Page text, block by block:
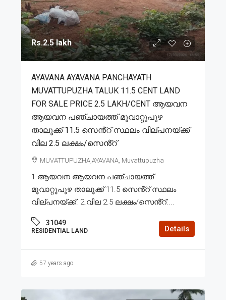
Rs.2.5 lakh
AYAVANA AYAVANA PANCHAYATH
MUVATTUPUZHA TALUK 11.5 CENT LAND
FOR SALE PRICE 2.5 LAKH/CENT ആയവന
ആയവന പഞ്ചായത്ത് മൂവാറ്റുപുഴ
താലൂക്ക് 11.5 സെൻ്റ് സ്ഥലം വില്പനയ്ക്ക്
വില 2.5 ലക്ഷം/സെൻ്റ്
MUVATTUPUZHA,AYAVANA, Muvattupuzha
1.ആയവന ആയവന പഞ്ചായത്ത്
മൂവാറ്റുപുഴ താലൂക്ക് 11.5 സെൻ്റ് സ്ഥലം
വില്പനയ്ക്ക്. 2.വില 2.5 ലക്ഷം/സെൻ്റ്....
31049
RESIDENTIAL LAND Details
57 years ago